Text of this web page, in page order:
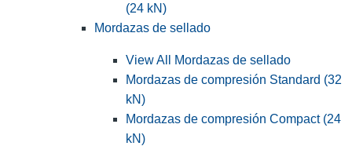
(24 kN)
Mordazas de sellado
View All Mordazas de sellado
Mordazas de compresión Standard (32
kN)
Mordazas de compresión Compact (24
kN)